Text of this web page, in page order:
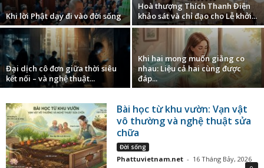
Khi lời Phật dạy đi vào đời sống
Hoà thượng Thích Thanh Điện
khảo sát và chỉ đạo cho Lễ khởi...
Đại dịch cô đơn giữa thời siêu
kết nối – và nghệ thuật...
Khi hai mong muốn giằng co
nhau: Liệu cả hai cùng được
đáp...
Bài học từ khu vườn: Vạn vật
vô thường và nghệ thuật sửa
chữa
Đời sống
Phattuvietnam.net - 16 Tháng Bảy, 2026